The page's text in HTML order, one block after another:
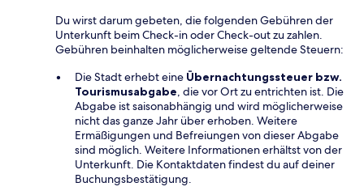
Du wirst darum gebeten, die folgenden Gebühren der
Unterkunft beim Check-in oder Check-out zu zahlen.
Gebühren beinhalten möglicherweise geltende Steuern:
Die Stadt erhebt eine Übernachtungssteuer bzw.
Tourismusabgabe, die vor Ort zu entrichten ist. Die
Abgabe ist saisonabhängig und wird möglicherweise
nicht das ganze Jahr über erhoben. Weitere
Ermäßigungen und Befreiungen von dieser Abgabe
sind möglich. Weitere Informationen erhältst von der
Unterkunft. Die Kontaktdaten findest du auf deiner
Buchungsbestätigung.